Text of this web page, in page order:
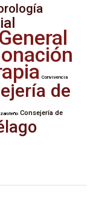
Convivencia
de
Consejería de